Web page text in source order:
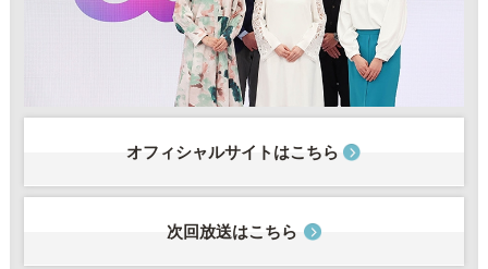
オフィシャルサイトはこちら
次回放送はこちら